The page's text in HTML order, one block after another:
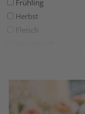
Frühling
Herbst
Fleisch